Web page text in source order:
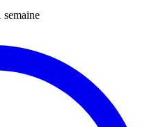
semaine